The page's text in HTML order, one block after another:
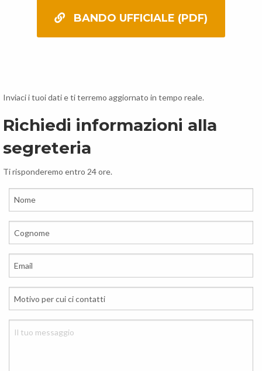
BANDO UFFICIALE (PDF)
Inviaci i tuoi dati e ti terremo aggiornato in tempo reale.
Richiedi informazioni alla
segreteria
Ti risponderemo entro 24 ore.